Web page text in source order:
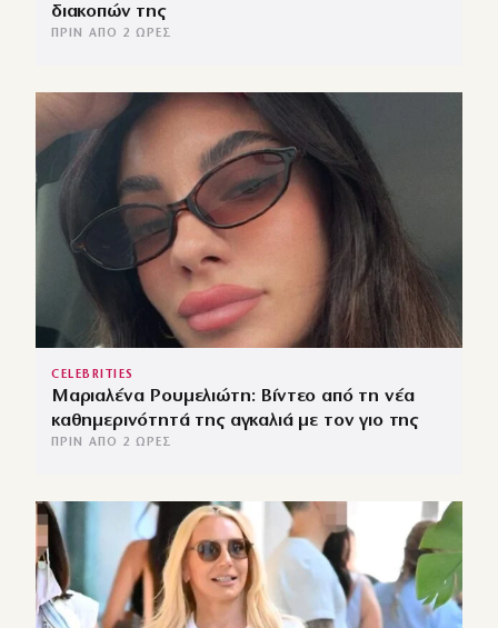
διακοπών της
ΠΡΙΝ ΑΠΌ 2 ΏΡΕΣ
CELEBRITIES
Μαριαλένα Ρουμελιώτη: Βίντεο από τη νέα
καθημερινότητά της αγκαλιά με τον γιο της
ΠΡΙΝ ΑΠΌ 2 ΏΡΕΣ